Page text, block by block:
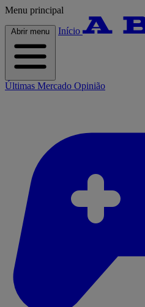
Menu principal
Abrir menu Início
Últimas Mercado Opinião